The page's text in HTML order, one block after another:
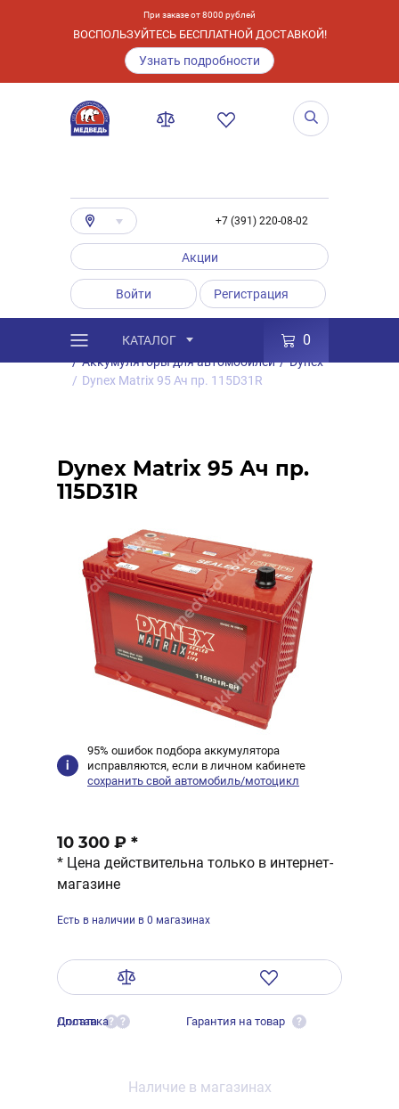
При заказе от 8000 рублей
ВОСПОЛЬЗУЙТЕСЬ БЕСПЛАТНОЙ ДОСТАВКОЙ!
Узнать подробности
+7 (391) 220-08-02
Акции
Войти Регистрация
КАТАЛОГ 0
Каталог / Товары
Аккумуляторы
/ Аккумуляторы для автомобилей / Dynex
/ Dynex Matrix 95 Ач пр. 115D31R
Dynex Matrix 95 Ач пр.
115D31R
95% ошибок подбора аккумулятора
исправляются, если в личном кабинете
сохранить свой автомобиль/мотоцикл
10 300 ₽ *
* Цена действительна только в интернет-
магазине
Есть в наличии в 0 магазинах
Оплата ?
Доставка ? Гарантия на товар ?
Наличие в магазинах